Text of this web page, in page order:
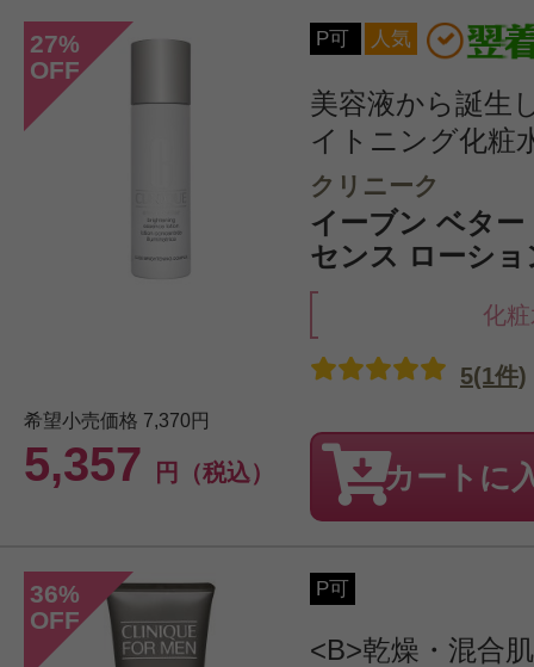
27%
OFF
P可 人気
美容液から誕生
イトニング化粧
クリニーク
イーブン ベタ
センス ローショ
化
希望小売価格 7,370円
5,357 円（税込）
5(1件)
カートに
36%
OFF
P可
<B>乾燥・混合